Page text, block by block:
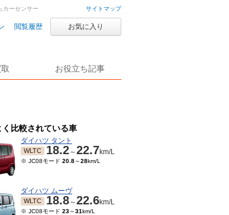
サイトマップ
閲覧履歴 お気に入り
お役立ち記事
カーセンサー
く比較されている車
ダイハツ タント
WLTC 18.2～22.7km/L
※ JC08モード 20.8～28km/L
ダイハツ ムーヴ
WLTC 18.8～22.6km/L
※ JC08モード 23～31km/L